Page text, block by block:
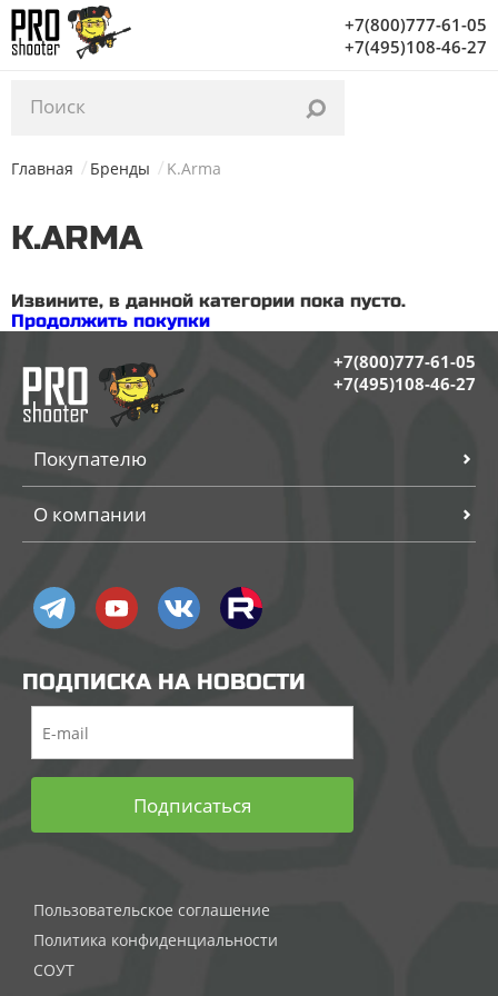
Уважаемые посетители, с 03.02 по 06.02 на нашем
складе проводится инвентаризация. Заказы начнут
отгружаться с 07.02. Благодарим за понимание!
+7(800)777-61-05
+7(495)108-46-27
Главная Бренды K.Arma
K.ARMA
Извините, в данной категории пока пусто.
Продолжить покупки
+7(800)777-61-05
+7(495)108-46-27
Покупателю
О компании
ПОДПИСКА НА НОВОСТИ
Подписаться
Пользовательское соглашение
Политика конфиденциальности
СОУТ